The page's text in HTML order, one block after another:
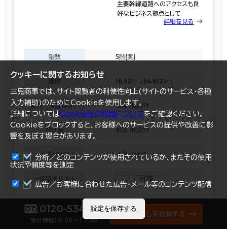
主要幹線道路へのアクセスも良
好なビジネス拠点として
詳細を見る
階数 5階(案)
面積 16.52坪（54.612㎡）
賃料（共益費含） 相談 相談/坪
預託金 相談 相談/坪
入居可能日 入居日相談
一括請求リスト 追加
まとめて資料請求
0120-534-011
受付時間：9:00〜17:00
オフィス探しを依頼する
クッキーに関するお知らせ
三鬼商事では、サイト閲覧者の利便性向上(サイトのサービス・各種
入力補助)のためにCookieを使用します。
詳細についてはCookie等の利用についてをご確認ください。
Cookieをブロックすると、お客様へのサービスの提供や改善に影
響を及ぼす場合があります。
分析／どのコンテンツが使用されているか、またその使用
状況や頻度等を測定
広告／お客様に合わせた広告・メール等のコンテンツ配信
設定を保存する